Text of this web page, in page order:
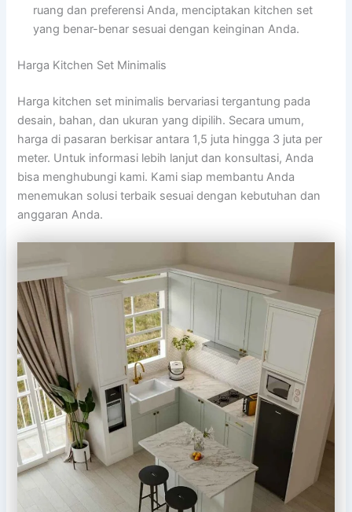
ruang dan preferensi Anda, menciptakan kitchen set
yang benar-benar sesuai dengan keinginan Anda.
Harga Kitchen Set Minimalis
Harga kitchen set minimalis bervariasi tergantung pada
desain, bahan, dan ukuran yang dipilih. Secara umum,
harga di pasaran berkisar antara 1,5 juta hingga 3 juta per
meter. Untuk informasi lebih lanjut dan konsultasi, Anda
bisa menghubungi kami. Kami siap membantu Anda
menemukan solusi terbaik sesuai dengan kebutuhan dan
anggaran Anda.